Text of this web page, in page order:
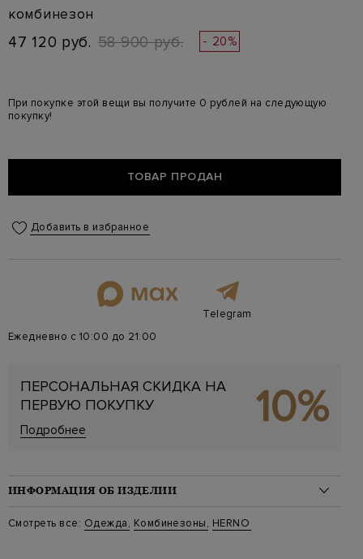
комбинезон
47 120 руб. 58 900 руб. - 20%
При покупке этой вещи вы получите 0 рублей на следующую
покупку!
ТОВАР ПРОДАН
Добавить в избранное
Telegram
Ежедневно с 10:00 до 21:00
ПЕРСОНАЛЬНАЯ СКИДКА НА
ПЕРВУЮ ПОКУПКУ
Подробнее 10%
ИНФОРМАЦИЯ ОБ ИЗДЕЛИИ
Материал: полиэстер 72%, вискоза 23%, эластан 5%
Артикул: tt000007d 9300
Смотреть все: Одежда, Комбинезоны, HERNO